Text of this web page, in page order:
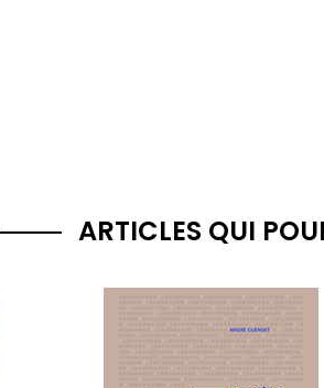
ARTICLES QUI